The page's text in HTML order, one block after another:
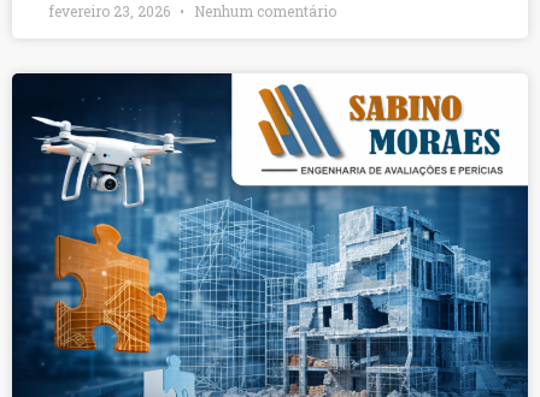
fevereiro 23, 2026 Nenhum comentário